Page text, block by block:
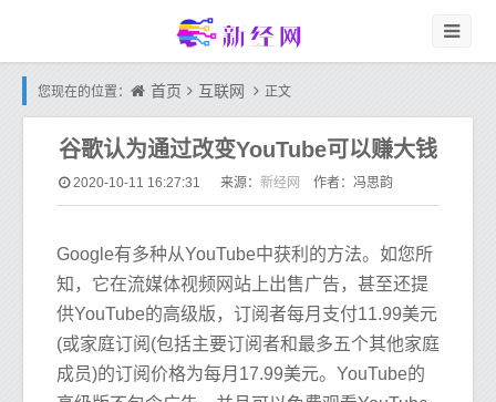
您现在的位置： 首页 互联网 正文
谷歌认为通过改变YouTube可以赚大钱
2020-10-11 16:27:31 来源： 新经网 作者：冯思韵
Google有多种从YouTube中获利的方法。如您所
知，它在流媒体视频网站上出售广告，甚至还提
供YouTube的高级版，订阅者每月支付11.99美元
(或家庭订阅(包括主要订阅者和最多五个其他家庭
成员)的订阅价格为每月17.99美元。YouTube的